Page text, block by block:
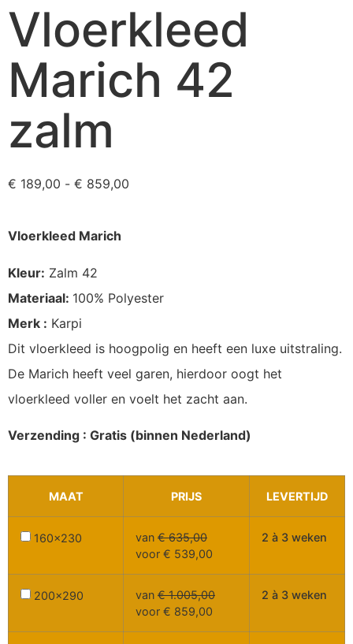
Vloerkleed
Marich 42
zalm
€ 189,00 - € 859,00
Vloerkleed Marich
Kleur: Zalm 42
Materiaal: 100% Polyester
Merk : Karpi
Dit vloerkleed is hoogpolig en heeft een luxe uitstraling.
De Marich heeft veel garen, hierdoor oogt het
vloerkleed voller en voelt het zacht aan.
Verzending : Gratis (binnen Nederland)
MAAT PRIJS LEVERTIJD
160x230 van €635,00
voor € 539,00
2 à 3 weken
200x290 van €1.005,00
voor € 859,00
2 à 3 weken